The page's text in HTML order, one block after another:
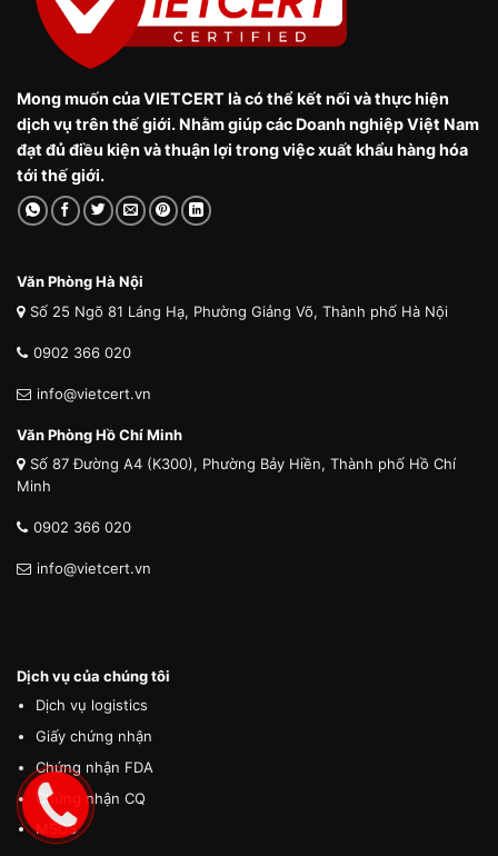
Mong muốn của VIETCERT là có thể kết nối và thực hiện
dịch vụ trên thế giới. Nhằm giúp các Doanh nghiệp Việt Nam
đạt đủ điều kiện và thuận lợi trong việc xuất khẩu hàng hóa
tới thế giới.
Văn Phòng Hà Nội
Số 25 Ngõ 81 Láng Hạ, Phường Giảng Võ, Thành phố Hà Nội
0902 366 020
info@vietcert.vn
Văn Phòng Hồ Chí Minh
Số 87 Đường A4 (K300), Phường Bảy Hiền, Thành phố Hồ Chí
Minh
0902 366 020
info@vietcert.vn
Dịch vụ của chúng tôi
Dịch vụ logistics
Giấy chứng nhận
Chứng nhận FDA
Chứng nhận CQ
MSDS